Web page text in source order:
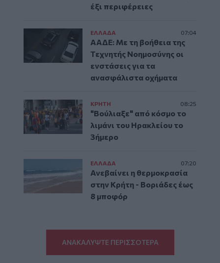
έξι περιφέρειες
ΕΛΛAΔΑ 07:04
ΑΑΔΕ: Με τη βοήθεια της
Τεχνητής Νοημοσύνης οι
ενστάσεις για τα
ανασφάλιστα οχήματα
ΚΡΗΤΗ 08:25
"Βούλιαξε" από κόσμο το
λιμάνι του Ηρακλείου το
3ήμερο
ΕΛΛAΔΑ 07:20
Ανεβαίνει η θερμοκρασία
στην Κρήτη - Βοριάδες έως
8 μποφόρ
ΑΝΑΚΑΛΥΨΤΕ ΠΕΡΙΣΣΟΤΕΡΑ